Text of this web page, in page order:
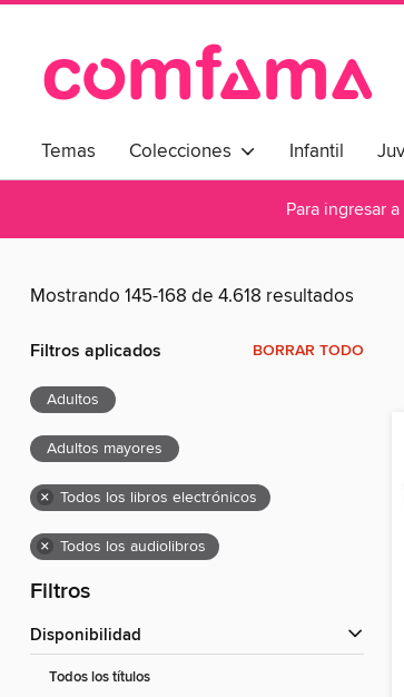
Temas Colecciones Infantil
Para ingresar
Mostrando 145-168 de 4.618 resultados
Filtros aplicados BORRAR TODO
Adultos
Adultos mayores
× Todos los libros electrónicos
× Todos los audiolibros
Filtros
Disponibilidad
Todos los títulos